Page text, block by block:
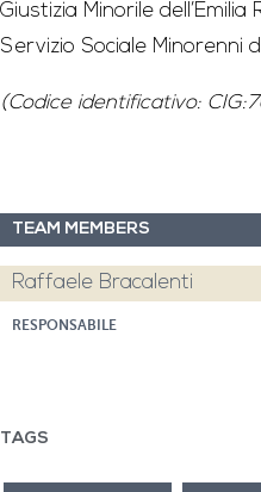
Giustizia Minorile dell’Emilia
Servizio Sociale Minorenni
(Codice identificativo:
TEAM MEMBERS
Raffaele Bracalenti
RESPONSABILE
TAGS